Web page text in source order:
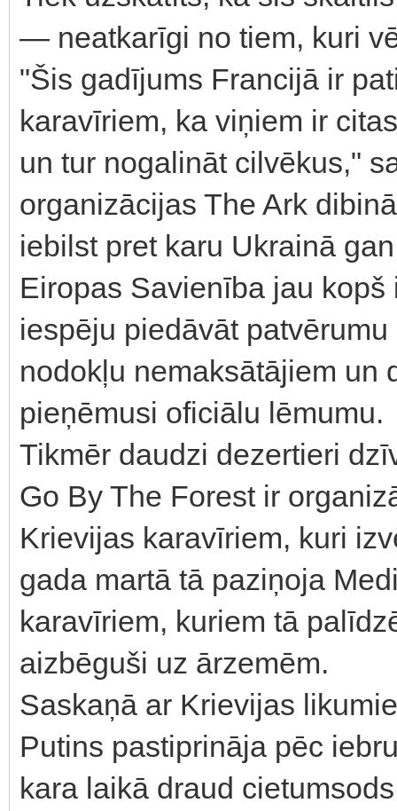
— neatkarīgi no tiem, kuri
"Šis gadījums Francijā ir
karavīriem, ka viņiem ir
un tur nogalināt cilvēkus,"
organizācijas The Ark
iebilst pret karu Ukrainā
Eiropas Savienība jau
iespēju piedāvāt
nodokļu nemaksātājiem un
pieņēmusi oficiālu lēmumu.
Tikmēr daudzi dezertieri
Go By The Forest ir
Krievijas karavīriem, kuri
gada martā tā paziņoja
karavīriem, kuriem tā
aizbēguši uz ārzemēm.
Saskaņā ar Krievijas
Putins pastiprināja pēc
kara laikā draud